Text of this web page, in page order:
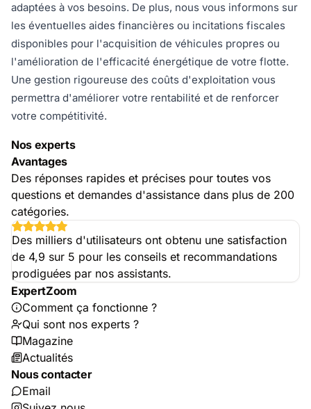
adaptées à vos besoins. De plus, nous vous informons sur
les éventuelles aides financières ou incitations fiscales
disponibles pour l'acquisition de véhicules propres ou
l'amélioration de l'efficacité énergétique de votre flotte.
Une gestion rigoureuse des coûts d'exploitation vous
permettra d'améliorer votre rentabilité et de renforcer
votre compétitivité.
Nos experts
Avantages
Des réponses rapides et précises pour toutes vos
questions et demandes d'assistance dans plus de 200
catégories.
Des milliers d'utilisateurs ont obtenu une satisfaction
de 4,9 sur 5 pour les conseils et recommandations
prodiguées par nos assistants.
ExpertZoom
Comment ça fonctionne ?
Qui sont nos experts ?
Magazine
Actualités
Nous contacter
Email